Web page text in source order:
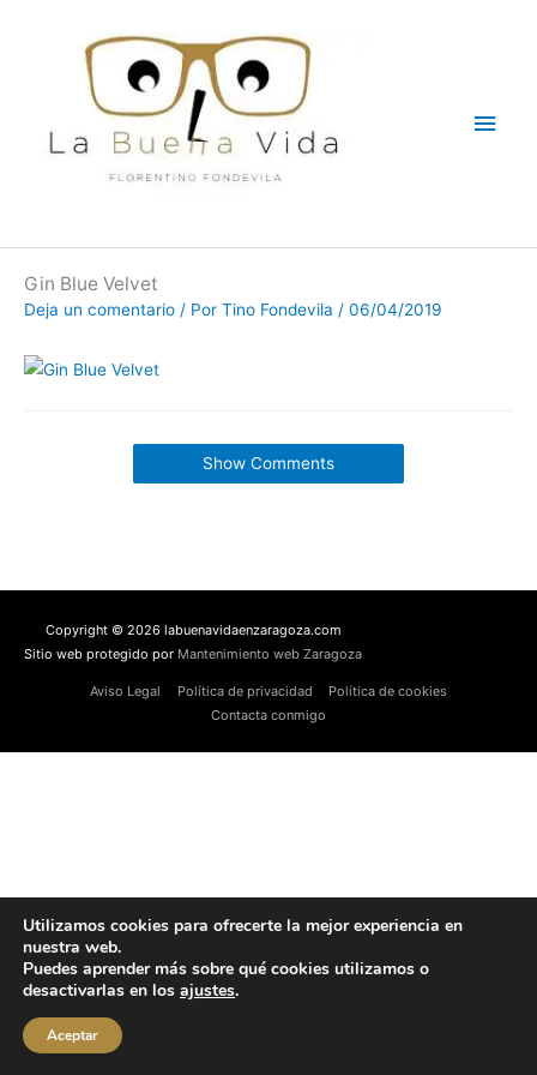
Gin Blue Velvet
Deja un comentario / Por Tino Fondevila / 06/04/2019
Show Comments
Copyright © 2026 labuenavidaenzaragoza.com
Sitio web protegido por Mantenimiento web Zaragoza
Aviso Legal Política de privacidad
Política de cookies
Contacta conmigo
Utilizamos cookies para ofrecerte la mejor experiencia en
nuestra web.
Puedes aprender más sobre qué cookies utilizamos o
desactivarlas en los ajustes.
Aceptar